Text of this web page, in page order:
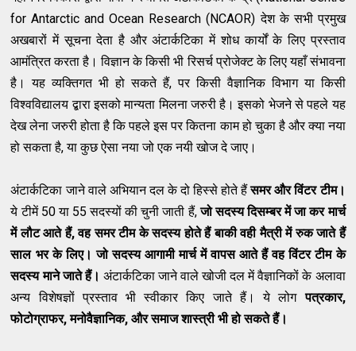
for Antarctic and Ocean Research (NCAOR)देश के सभी प्रमुख
अखबारों में सूचना देता है और अंटार्कटिका में शोध कार्यों के लिए प्रस्ताव
आमंत्रित करता है। विज्ञान के किसी भी रिसर्च प्रोजेक्ट के लिए यहाँ संभावना
है। यह व्यक्तिगत भी हो सकते हैं, पर किसी वैज्ञानिक विभाग या किसी
विश्वविद्यालय द्बारा इसको मान्यता मिलना जरुरी है। इसको भेजने से पहले यह
देख लेना जरुरी होता है कि पहले इस पर कितना काम हो चुका है और क्या नया
हो सकता है, या कुछ ऐसा नया जो एक नयी खोज दे जाए।
अंटार्कटिका जाने वाले अभियान दल के दो हिस्से होते हैंसमर और विंटर टीम।
ये टीमें 50 या 55 सदस्यों की चुनी जाती हैं,जोसदस्य दिसम्बर में जा कर मार्च
में लौट आते हैं, वह समर टीम के सदस्य होते हैं बाकी वही मैत्री में रुक जाते हैं
साल भर के लिए। जो सदस्य आगामी मार्च में वापस आते हैं वह विंटर टीम के
सदस्य माने जाते हैं। अंटार्कटिका जाने वाले खोजी दल में वैज्ञानिकों के अलावा
अन्य विशेषज्ञों प्रस्ताव भी स्वीकार किए जाते हैं। ये लोगपत्रकार,
फोटोग्राफर, मनोवैज्ञानिक, और समाज शास्त्री भी हो सकते हैं।